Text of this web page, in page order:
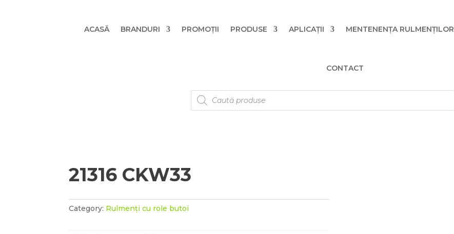
ACASĂ BRANDURI PROMOȚII PRODUSE APLICAȚII MENTENENȚA RULMENȚILOR
CONTACT
Products
search
21316 CKW33
Category: Rulmenți cu role butoi